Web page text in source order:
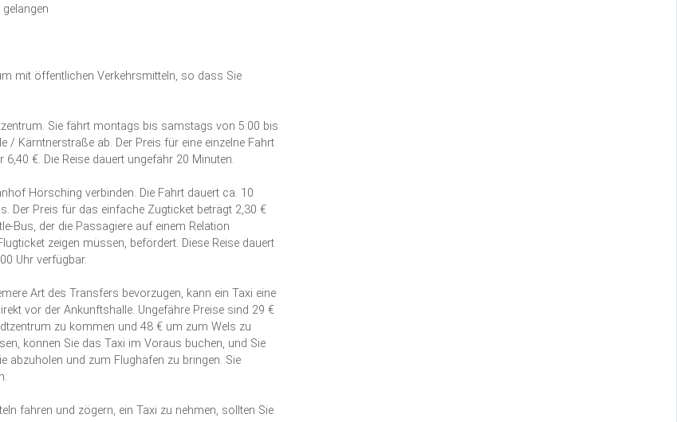
mit öffentlichen Verkehrsmitteln, so dass Sie
Sie fährt montags bis samstags von 5:00 bis
/ Kärntnerstraße ab. Der Preis für eine einzelne Fahrt
€. Die Reise dauert ungefähr 20 Minuten.
Hörsching verbinden. Die Fahrt dauert ca. 10
Der Preis für das einfache Zugticket beträgt 2,30 €
Bus, der die Passagiere auf einem Relation
zeigen müssen, befördert. Diese Reise dauert
Uhr verfügbar.
Art des Transfers bevorzugen, kann ein Taxi eine
vor der Ankunftshalle. Ungefähre Preise sind 29 €
zu kommen und 48 € um zum Wels zu
können Sie das Taxi im Voraus buchen, und Sie
abzuholen und zum Flughafen zu bringen. Sie
fahren und zögern, ein Taxi zu nehmen, sollten Sie